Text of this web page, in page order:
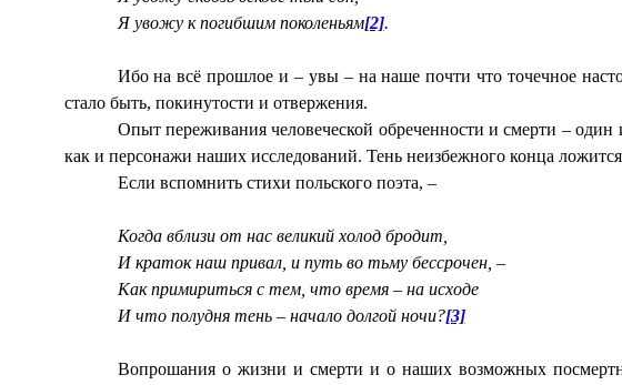
Я увожу к погибшим поколеньям[2].
Ибо на всё прошлое и – увы – на наше почти что точечное
стало быть, покинутости и отвержения.
Опыт переживания человеческой обреченности и смерти –
как и персонажи наших исследований. Тень неизбежного конца
Если вспомнить стихи польского поэта, –
Когда вблизи от нас великий холод бродит,
И краток наш привал, и путь во тьму бессрочен, –
Как примириться с тем, что время – на исходе
И что полудня тень – начало долгой ночи?[3]
Вопрошания о жизни и смерти и о наших возможных